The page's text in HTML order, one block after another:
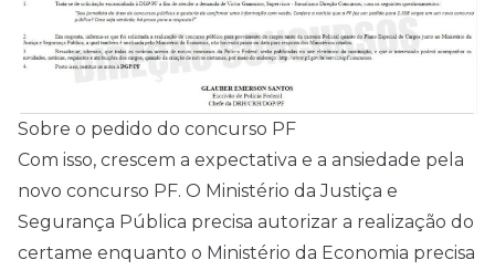
Sobre o pedido do concurso PF
Com isso, crescem a expectativa e a ansiedade pela
novo concurso PF. O Ministério da Justiça e
Segurança Pública precisa autorizar a realização do
certame enquanto o Ministério da Economia precisa